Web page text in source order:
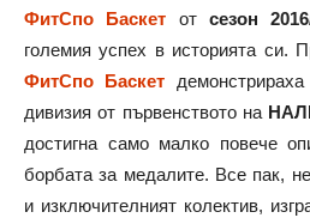
ФитСпо Баскет от сезон
големия успех в историята си.
ФитСпо Баскет
дивизия от първенството на
достигна само малко повече
борбата за медалите. Все пак,
и изключителният колектив,